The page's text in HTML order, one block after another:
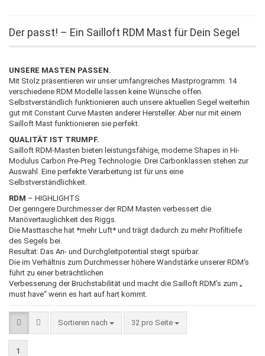
Der passt! – Ein Sailloft RDM Mast für Dein Segel
UNSERE MASTEN PASSEN.
Mit Stolz präsentieren wir unser umfangreiches Mastprogramm. 14
verschiedene RDM Modelle lassen keine Wünsche offen.
Selbstverständlich funktionieren auch unsere aktuellen Segel weiterhin
gut mit Constant Curve Masten anderer Hersteller. Aber nur mit einem
Sailloft Mast funktionieren sie perfekt.
QUALITÄT IST TRUMPF.
Sailloft RDM-Masten bieten leistungsfähige, moderne Shapes in Hi-
Modulus Carbon Pre-Preg Technologie. Drei Carbonklassen stehen zur
Auswahl. Eine perfekte Verarbeitung ist für uns eine
Selbstverständlichkeit.
RDM – HIGHLIGHTS
Der geringere Durchmesser der RDM Masten verbessert die
Manövertauglichkeit des Riggs.
Die Masttasche hat *mehr Luft* und trägt dadurch zu mehr Profiltiefe
des Segels bei.
Resultat: Das An- und Durchgleitpotential steigt spürbar.
Die im Verhältnis zum Durchmesser höhere Wandstärke unserer RDM‘s
führt zu einer beträchtlichen
Verbesserung der Bruchstabilität und macht die Sailloft RDM’s zum „
must have“ wenn es hart auf hart kommt.
Sortieren nach
Sortieren nach 32 pro Seite
pro Seite
1